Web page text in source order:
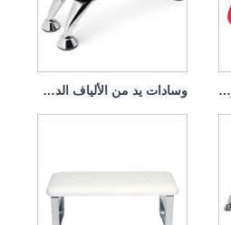
وسادات يد من الألياف الدقيقة قابلة للإزالة والغسل وسادة يد من الفولاذ المقاوم للصدأ قابلة للإزالة لجلد الأظافر